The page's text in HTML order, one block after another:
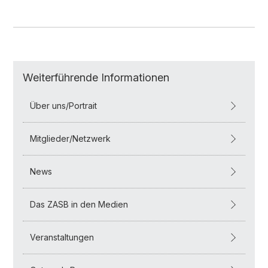
Weiterführende Informationen
Über uns/Portrait
Mitglieder/Netzwerk
News
Das ZASB in den Medien
Veranstaltungen